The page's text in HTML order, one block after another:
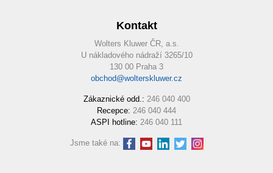
Kontakt
Wolters Kluwer ČR, a.s.
U nákladového nádraží 3265/10
130 00 Praha 3
obchod@wolterskluwer.cz
Zákaznické odd.: 246 040 400
Recepce: 246 040 444
ASPI hotline: 246 040 111
Jsme také na: